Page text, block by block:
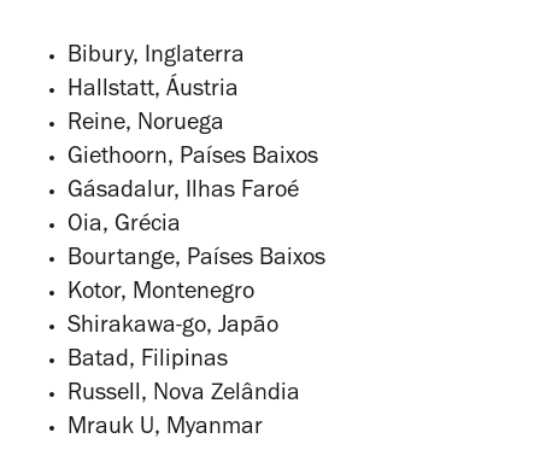
Bibury, Inglaterra
Hallstatt, Áustria
Reine, Noruega
Giethoorn, Países Baixos
Gásadalur, Ilhas Faroé
Oia, Grécia
Bourtange, Países Baixos
Kotor, Montenegro
Shirakawa-go, Japão
Batad, Filipinas
Russell, Nova Zelândia
Mrauk U, Myanmar